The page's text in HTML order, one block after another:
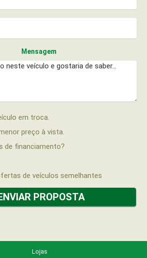
Mensagem
em troca.
preço à vista.
de financiamento?
de veículos semelhantes
Lojas